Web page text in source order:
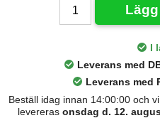
I
Leverans med
Leverans med
Beställ idag innan 14:00:00 och
levereras onsdag d. 12.